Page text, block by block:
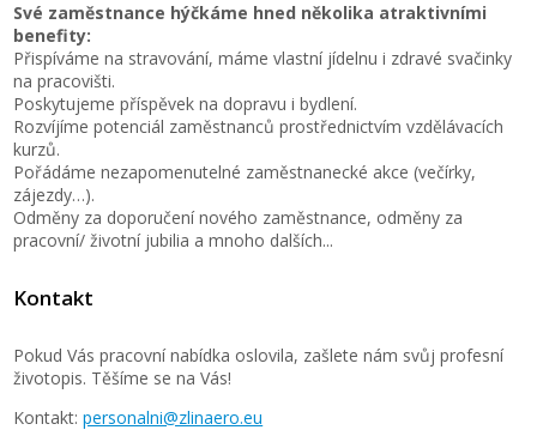
Své zaměstnance hýčkáme hned několika atraktivními
benefity:
Přispíváme na stravování, máme vlastní jídelnu i zdravé svačinky
na pracovišti.
Poskytujeme příspěvek na dopravu i bydlení.
Rozvíjíme potenciál zaměstnanců prostřednictvím vzdělávacích
kurzů.
Pořádáme nezapomenutelné zaměstnanecké akce (večírky,
zájezdy…).
Odměny za doporučení nového zaměstnance, odměny za
pracovní/ životní jubilia a mnoho dalších...
Kontakt
Pokud Vás pracovní nabídka oslovila, zašlete nám svůj profesní
životopis. Těšíme se na Vás!
Kontakt:personalni@zlinaero.eu